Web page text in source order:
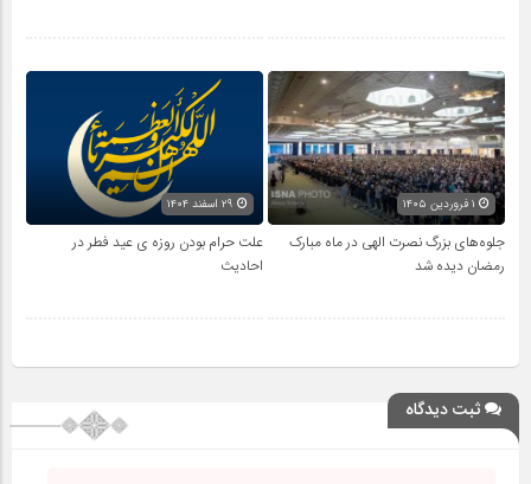
جلوه‌های بزرگ نصرت الهی در ماه مبارک
رمضان دیده شد
علت حرام بودن روزه ی عید فطر در
احادیث
ثبت دیدگاه